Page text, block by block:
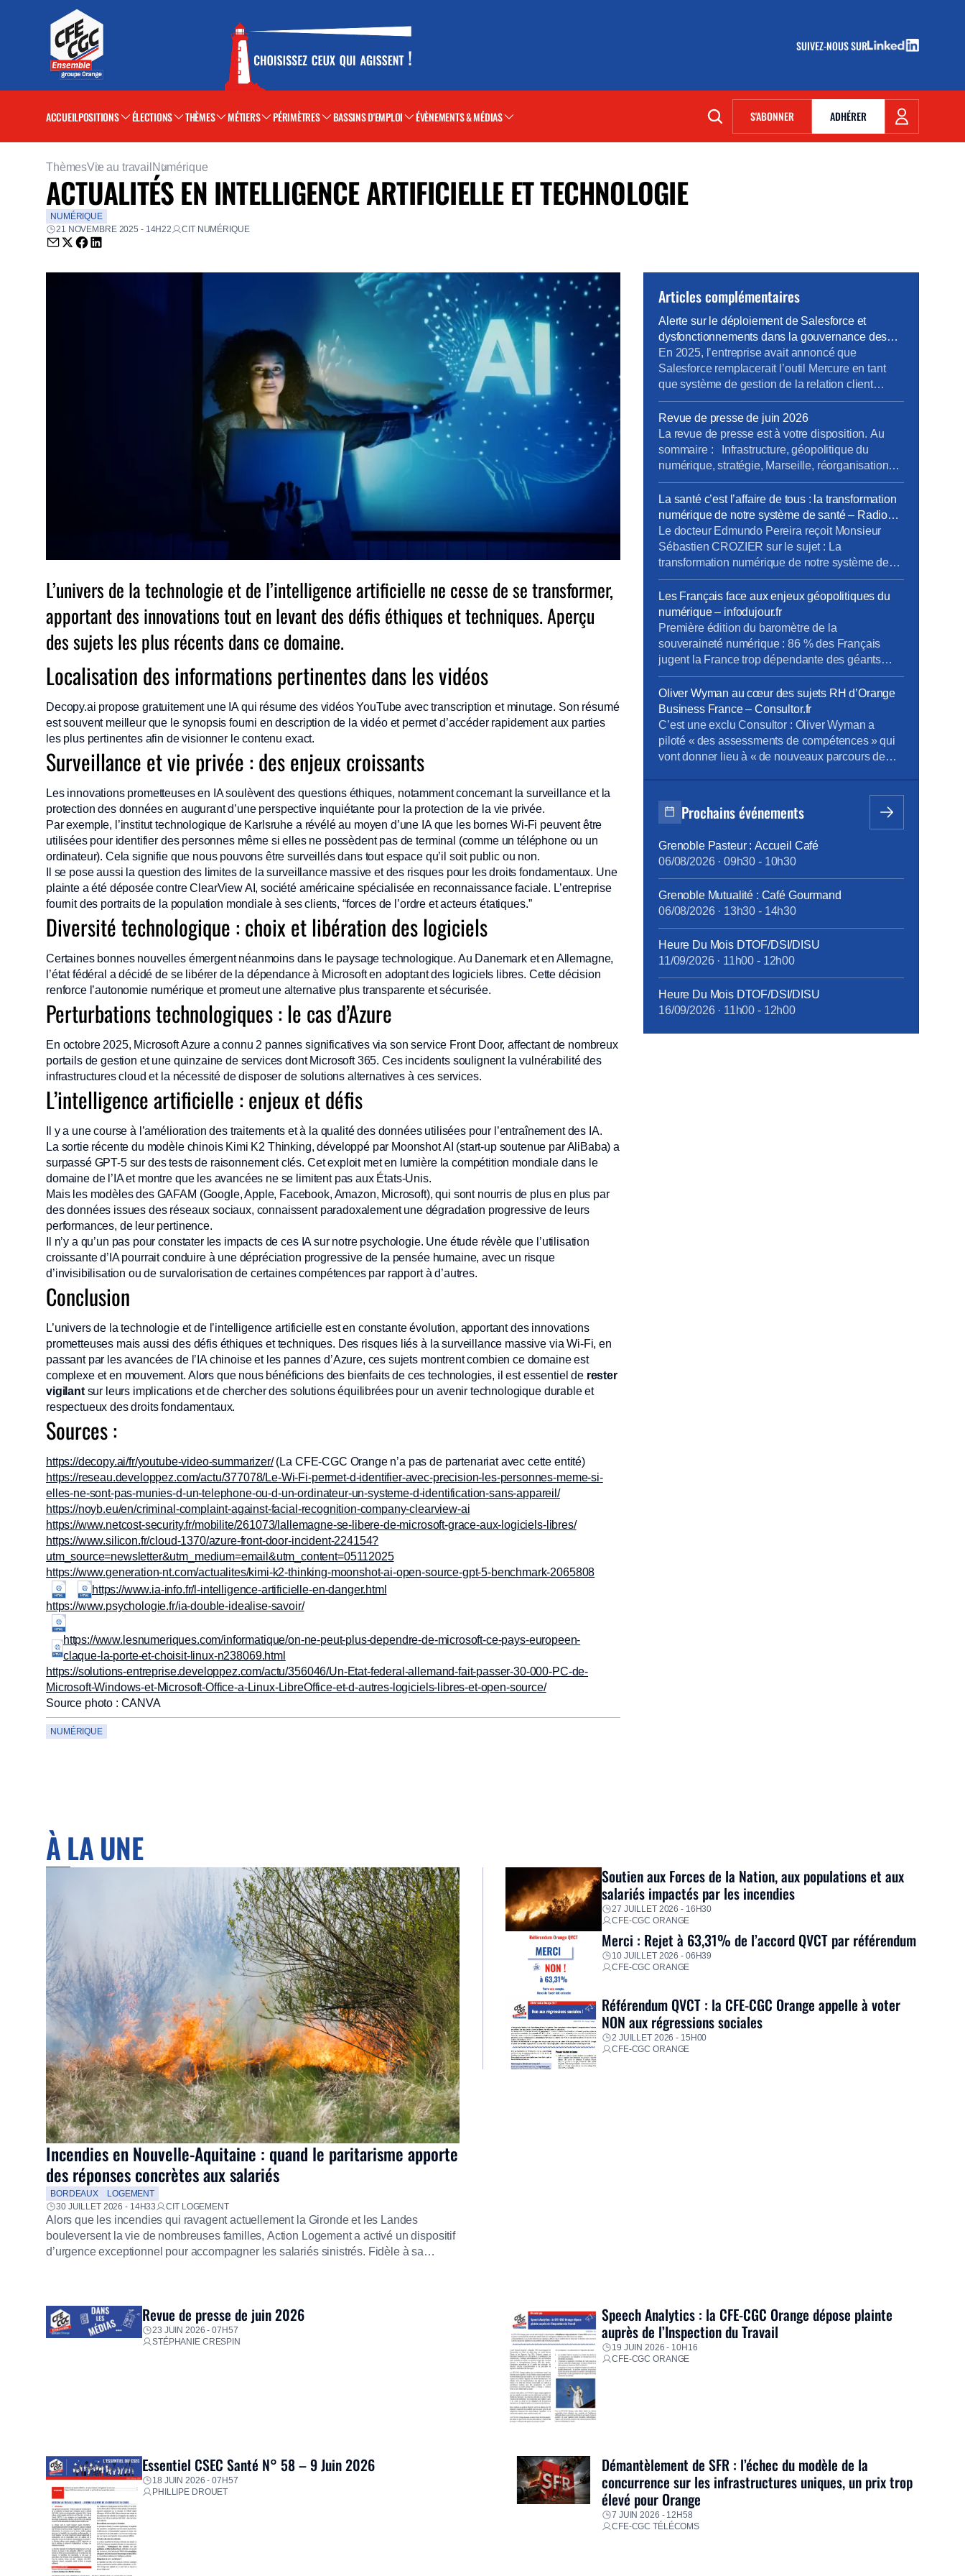
SUIVEZ-NOUS SUR
(NOUVELLE FENÊTRE)
ACCUEILPOSITIONS ÉLECTIONS THÈMES MÉTIERS PÉRIMÈTRES BASSINS D'EMPLOI ÉVÈNEMENTS & MÉDIAS S'ABONNER(NOUVELLE FENÊTRE)
ADHÉRER
ThèmesVie au travail Numérique
ACTUALITÉS EN INTELLIGENCE ARTIFICIELLE ET TECHNOLOGIE
NUMÉRIQUE
21 NOVEMBRE 2025 - 14H22
CIT NUMÉRIQUE
Envoyer par email (nouvelle fenêtre)
Partager sur Twitter (nouvelle fenêtre)
Partager sur Facebook (nouvelle fenêtre)
Partager sur LinkedIn (nouvelle fenêtre)
L’univers de la technologie et de l’intelligence artificielle ne cesse de se transformer,
apportant des innovations tout en levant des défis éthiques et techniques. Aperçu
des sujets les plus récents dans ce domaine.
Localisation des informations pertinentes dans les vidéos
Decopy.ai propose gratuitement une IA qui résume des vidéos YouTube avec transcription et minutage. Son résumé
est souvent meilleur que le synopsis fourni en description de la vidéo et permet d’accéder rapidement aux parties
les plus pertinentes afin de visionner le contenu exact.
Surveillance et vie privée : des enjeux croissants
Les innovations prometteuses en IA soulèvent des questions éthiques, notamment concernant la surveillance et la
protection des données en augurant d’une perspective inquiétante pour la protection de la vie privée.
Par exemple, l’institut technologique de Karlsruhe a révélé au moyen d’une IA que les bornes Wi-Fi peuvent être
utilisées pour identifier des personnes même si elles ne possèdent pas de terminal (comme un téléphone ou un
ordinateur). Cela signifie que nous pouvons être surveillés dans tout espace qu’il soit public ou non.
Il se pose aussi la question des limites de la surveillance massive et des risques pour les droits fondamentaux. Une
plainte a été déposée contre ClearView AI, société américaine spécialisée en reconnaissance faciale. L’entreprise
fournit des portraits de la population mondiale à ses clients, “forces de l’ordre et acteurs étatiques.”
Diversité technologique : choix et libération des logiciels
Certaines bonnes nouvelles émergent néanmoins dans le paysage technologique. Au Danemark et en Allemagne,
l’état fédéral a décidé de se libérer de la dépendance à Microsoft en adoptant des logiciels libres. Cette décision
renforce l’autonomie numérique et promeut une alternative plus transparente et sécurisée.
Perturbations technologiques : le cas d’Azure
En octobre 2025, Microsoft Azure a connu 2 pannes significatives via son service Front Door, affectant de nombreux
portails de gestion et une quinzaine de services dont Microsoft 365. Ces incidents soulignent la vulnérabilité des
infrastructures cloud et la nécessité de disposer de solutions alternatives à ces services.
L’intelligence artificielle : enjeux et défis
Il y a une course à l’amélioration des traitements et à la qualité des données utilisées pour l’entraînement des IA.
La sortie récente du modèle chinois Kimi K2 Thinking, développé par Moonshot AI (start-up soutenue par AliBaba) a
surpassé GPT-5 sur des tests de raisonnement clés. Cet exploit met en lumière la compétition mondiale dans le
domaine de l’IA et montre que les avancées ne se limitent pas aux États-Unis.
Mais les modèles des GAFAM (Google, Apple, Facebook, Amazon, Microsoft), qui sont nourris de plus en plus par
des données issues des réseaux sociaux, connaissent paradoxalement une dégradation progressive de leurs
performances, de leur pertinence.
Il n’y a qu’un pas pour constater les impacts de ces IA sur notre psychologie. Une étude révèle que l’utilisation
croissante d’IA pourrait conduire à une dépréciation progressive de la pensée humaine, avec un risque
d’invisibilisation ou de survalorisation de certaines compétences par rapport à d’autres.
Conclusion
L’univers de la technologie et de l’intelligence artificielle est en constante évolution, apportant des innovations
prometteuses mais aussi des défis éthiques et techniques. Des risques liés à la surveillance massive via Wi-Fi, en
passant par les avancées de l’IA chinoise et les pannes d’Azure, ces sujets montrent combien ce domaine est
complexe et en mouvement. Alors que nous bénéficions des bienfaits de ces technologies, il est essentiel de rester
vigilantsur leurs implications et de chercher des solutions équilibrées pour un avenir technologique durable et
respectueux des droits fondamentaux.
Sources :
https://decopy.ai/fr/youtube-video-summarizer/(La CFE-CGC Orange n’a pas de partenariat avec cette entité)
https://reseau.developpez.com/actu/377078/Le-Wi-Fi-permet-d-identifier-avec-precision-les-personnes-meme-si-
elles-ne-sont-pas-munies-d-un-telephone-ou-d-un-ordinateur-un-systeme-d-identification-sans-appareil/
https://noyb.eu/en/criminal-complaint-against-facial-recognition-company-clearview-ai
https://www.netcost-security.fr/mobilite/261073/lallemagne-se-libere-de-microsoft-grace-aux-logiciels-libres/
https://www.silicon.fr/cloud-1370/azure-front-door-incident-224154?
utm_source=newsletter&utm_medium=email&utm_content=05112025
https://www.generation-nt.com/actualites/kimi-k2-thinking-moonshot-ai-open-source-gpt-5-benchmark-2065808
https://www.ia-info.fr/l-intelligence-artificielle-en-danger.html
https://www.psychologie.fr/ia-double-idealise-savoir/
https://www.lesnumeriques.com/informatique/on-ne-peut-plus-dependre-de-microsoft-ce-pays-europeen-
claque-la-porte-et-choisit-linux-n238069.html
https://solutions-entreprise.developpez.com/actu/356046/Un-Etat-federal-allemand-fait-passer-30-000-PC-de-
Microsoft-Windows-et-Microsoft-Office-a-Linux-LibreOffice-et-d-autres-logiciels-libres-et-open-source/
Source photo : CANVA
NUMÉRIQUE
Articles complémentaires
Alerte sur le déploiement de Salesforce et
dysfonctionnements dans la gouvernance des
projets métiers
En 2025, l’entreprise avait annoncé que
Salesforce remplacerait l’outil Mercure en tant
que système de gestion de la relation client
(CRM). À cette occasion, la Direction Pro-PME et
la Direction du Système d’Information (DSI)
avaient sollicité chaque métier pour élaborer un
cahier des charges rigoureux, destiné à prendre
en compte les besoins terrain spécifiques de […]
Revue de presse de juin 2026
La revue de presse est à votre disposition. Au
sommaire : Infrastructure, géopolitique du
numérique, stratégie, Marseille, réorganisations,
QVCT, IA, SFR. Pour la consulter : revue de
presse de juin. Pour vous abonner gratuitement :
s’abonner Vous pouvez lire les articles au fil de
leur publication en rubrique Revue de presse,
mais aussi en nous […]
La santé c’est l’affaire de tous : la transformation
numérique de notre système de santé – Radio
Phare
Le docteur Edmundo Pereira reçoit Monsieur
Sébastien CROZIER sur le sujet : La
transformation numérique de notre système de
santé. Ecouter l’interview. Ecouter sur Radio
Phare – 05/06/2026
Les Français face aux enjeux géopolitiques du
numérique – infodujour.fr
Première édition du baromètre de la
souveraineté numérique : 86 % des Français
jugent la France trop dépendante des géants
étrangers : la souveraineté numérique s’impose
comme un enjeu de puissance. À l’occasion des
Rencontres de l’Hémicycle : « Géopolitique du
numérique : se réarmer dans les nouveaux
rapports de forces », l’École de Guerre […]
Oliver Wyman au cœur des sujets RH d’Orange
Business France – Consultor.fr
C’est une exclu Consultor : Oliver Wyman a
piloté « des assessments de compétences » qui
vont donner lieu à « de nouveaux parcours de
mission étant beaucoup plus larges selon des
sources internes. L’information relative au
compétences par Oliver Wyman, est […]
Prochains événements
Grenoble Pasteur : Accueil Café
06/08/2026· 09h30 - 10h30
Grenoble Mutualité : Café Gourmand
06/08/2026· 13h30 - 14h30
Heure Du Mois DTOF/DSI/DISU
11/09/2026· 11h00 - 12h00
Heure Du Mois DTOF/DSI/DISU
16/09/2026· 11h00 - 12h00
À LA UNE
Incendies en Nouvelle-Aquitaine : quand le paritarisme apporte
des réponses concrètes aux salariés
BORDEAUX
LOGEMENT
30 JUILLET 2026 - 14H33
CIT LOGEMENT
Alors que les incendies qui ravagent actuellement la Gironde et les Landes
bouleversent la vie de nombreuses familles, Action Logement a activé un dispositif
d’urgence exceptionnel pour accompagner les salariés sinistrés. Fidèle à sa
Soutien aux Forces de la Nation, aux populations et aux
salariés impactés par les incendies
27 JUILLET 2026 - 16H30
CFE-CGC ORANGE
Merci : Rejet à 63,31% de l’accord QVCT par référendum
10 JUILLET 2026 - 06H39
CFE-CGC ORANGE
Référendum QVCT : la CFE-CGC Orange appelle à voter
NON aux régressions sociales
2 JUILLET 2026 - 15H00
CFE-CGC ORANGE
Revue de presse de juin 2026
23 JUIN 2026 - 07H57
STÉPHANIE CRESPIN
Speech Analytics : la CFE-CGC Orange dépose plainte
auprès de l’Inspection du Travail
19 JUIN 2026 - 10H16
CFE-CGC ORANGE
Essentiel CSEC Santé N° 58 – 9 Juin 2026
18 JUIN 2026 - 07H57
PHILLIPE DROUET
Démantèlement de SFR : l’échec du modèle de la
concurrence sur les infrastructures uniques, un prix trop
élevé pour Orange
7 JUIN 2026 - 12H58
CFE-CGC TÉLÉCOMS